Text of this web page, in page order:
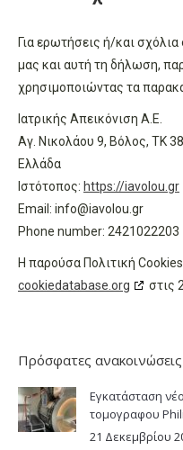
Για ερωτήσεις ή/και
μας και αυτή τη δήλωση,
χρησιμοποιώντας τα
Ιατρικής Απεικόνιση Α.Ε.
Αγ. Νικολάου 9, Βόλος, TK
Ελλάδα
Ιστότοπος: https://iavolou.gr
Email: info@iavolou.gr
Phone number: 2421022203
Η παρούσα Πολιτική
cookiedatabase.org
στις
Πρόσφατες ανακοινώσεις
Εγκατάσταση
τομογραφου
21 Δεκεμβρίου